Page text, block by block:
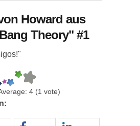
Howard aus
Theory" #1
4 (1 vote)